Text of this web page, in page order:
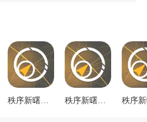
秩序新曙光中文版 秩序新曙光手游